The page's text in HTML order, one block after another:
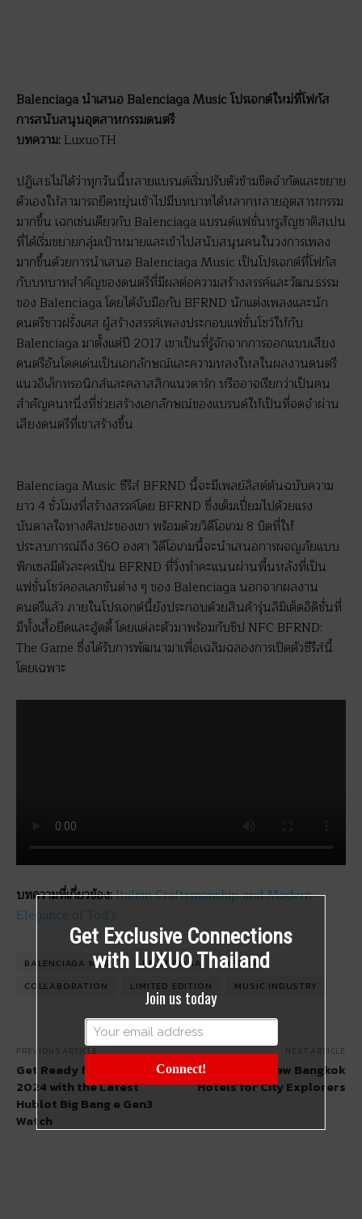
Balenciaga นำเสนอ Balenciaga Music โปรเจกต์ใหม่ที่โฟกัส
การสนับสนุนอุตสาหกรรมดนตรี
บทความ: LuxuoTH
ปฏิเสธไม่ได้ว่าทุกวันนี้หลายแบรนด์เริ่มปรับตัวข้ามขีดจำกัดและขยาย
ตัวเองให้สามารถยืดหยุ่นเข้าไปมีบทบาทได้หลากหลายอุตสาหกรรม
มากขึ้น เฉกเช่นเดียวกับ Balenciaga แบรนด์แฟชั่นหรูสัญชาติสเปน
ที่ได้เริ่มขยายกลุ่มเป้าหมายและเข้าไปสนับสนุนคนในวงการเพลง
มากขึ้นด้วยการนำเสนอ Balenciaga Music เป็นโปรเจกต์ที่โฟกัส
กับบทบาทสำคัญของดนตรีที่มีผลต่อความสร้างสรรค์และวัฒนธรรม
ของ Balenciaga โดยได้จับมือกับ BFRND นักแต่งเพลงและนัก
ดนตรีชาวฝรั่งเศส ผู้สร้างสรรค์เพลงประกอบแฟชั่นโชว์ให้กับ
Balenciaga มาตั้งแต่ปี 2017 เขาเป็นที่รู้จักจากการออกแบบเสียง
ดนตรีอันโดดเด่นเป็นเอกลักษณ์และความหลงใหลในผลงานดนตรี
แนวอิเล็กทรอนิกส์และคลาสสิกแนวดาร์ก หรืออาจเรียกว่าเป็นคน
สำคัญคนหนึ่งที่ช่วยสร้างเอกลักษณ์ของแบรนด์ให้เป็นที่จดจำผ่าน
เสียงดนตรีที่เขาสร้างขึ้น
Balenciaga Music ซีรีส์ BFRND นี้จะมีเพลย์ลิสต์ต้นฉบับความ
ยาว 4 ชั่วโมงที่สร้างสรรค์โดย BFRND ซึ่งเต็มเปี่ยมไปด้วยแรง
บันดาลใจทางศิลปะของเขา พร้อมด้วยวิดีโอเกม 8 บิตที่ให้
ประสบการณ์ถึง 360 องศา วิดีโอเกมนี้จะนำเสนอการผจญภัยแบบ
พิกเซลมีตัวละครเป็น BFRND ที่วิ่งทำคะแนนผ่านพื้นหลังที่เป็น
แฟชั่นโชว์คอลเลกชันต่าง ๆ ของ Balenciaga นอกจากผลงาน
ดนตรีแล้ว ภายในโปรเจกต์นี้ยังประกอบด้วยสินค้ารุ่นลิมิเต็ดอิดิชั่นที่
มีทั้งเสื้อยืดและฮู้ดดี้ โดยแต่ละตัวมาพร้อมกับชิป NFC BFRND:
The Game ซึ่งได้รับการพัฒนามาเพื่อเฉลิมฉลองการเปิดตัวซีรีส์นี้
โดยเฉพาะ
บทความที่เกี่ยวข้อง:Italian Craftsmanship and Modern
Elegance of Tod’s
BALENCIAGA MUSIC BELENCIAGA
BFRND
COLLABORATION
LIMITED EDITION MUSIC INDUSTRY
PREVIOUS ARTICLE
Get Ready for UEFA Euro
2024 with the Latest
Hublot Big Bang e Gen3
Watch
NEXT ARTICLE
Three New Bangkok
Hotels for City Explorers
Get Exclusive Connections
with LUXUO Thailand
Join us today
Connect!